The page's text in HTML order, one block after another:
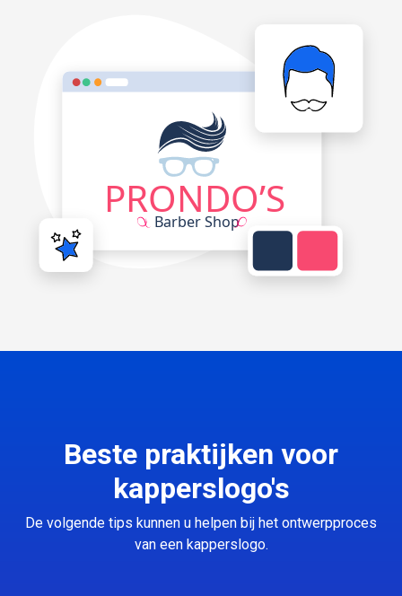
Beste praktijken voor
kapperslogo's
De volgende tips kunnen u helpen bij het ontwerpproces
van een kapperslogo.